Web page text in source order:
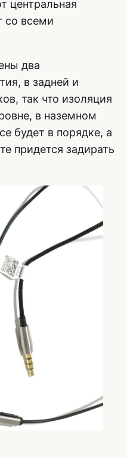
центральная
со всеми
два
в задней и
так что изоляция
в наземном
будет в порядке, а
придется задирать